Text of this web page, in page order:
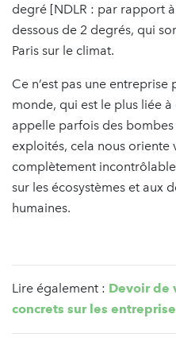
degré [NDLR : par rapport
dessous de 2 degrés, qui
Paris sur le climat.
Ce n’est pas une entreprise
monde, qui est le plus liée à
appelle parfois des bombes
exploités, cela nous oriente
complètement
sur les écosystèmes et aux
humaines.
Lire également : Devoir de
concrets sur les